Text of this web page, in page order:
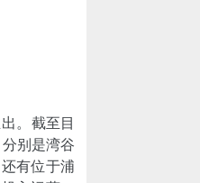
。截至目
别是湾谷
有位于浦